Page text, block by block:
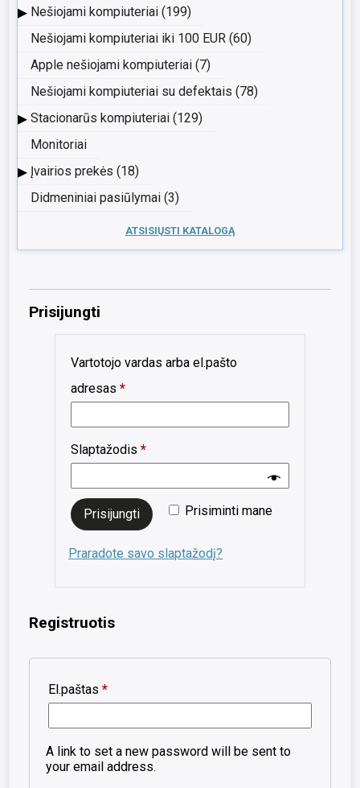
▸ Nešiojami kompiuteriai (199)
Nešiojami kompiuteriai iki 100 EUR (60)
Apple nešiojami kompiuteriai (7)
Nešiojami kompiuteriai su defektais (78)
▸ Stacionarūs kompiuteriai (129)
Monitoriai
▸ Įvairios prekės (18)
Didmeniniai pasiūlymai (3)
ATSISIŲSTI KATALOGĄ
Prisijungti
Vartotojo vardas arba el.pašto
adresas*Privalomas
Slaptažodis*Privalomas
Prisiminti mane
Prisijungti
Praradote savo slaptažodį?
Registruotis
El.paštas*Privalomas
A link to set a new password will be sent to
your email address.